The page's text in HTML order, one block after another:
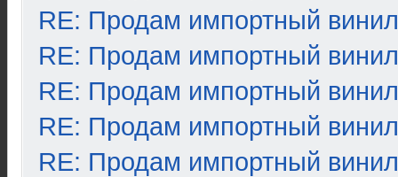
RE: Продам импортный винил
RE: Продам импортный винил
RE: Продам импортный винил
RE: Продам импортный винил
RE: Продам импортный винил